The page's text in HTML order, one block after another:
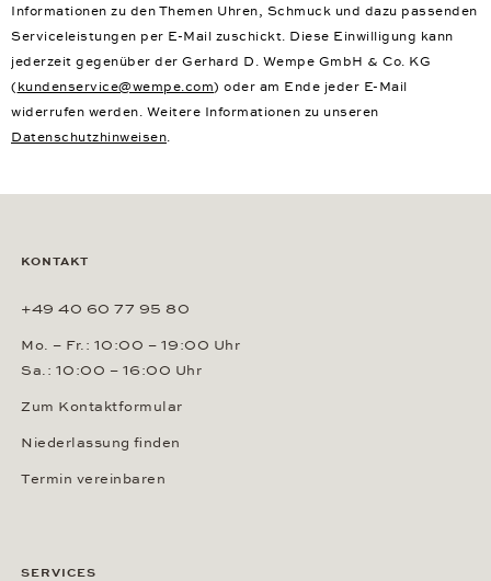
Informationen zu den Themen Uhren, Schmuck und dazu passenden
Serviceleistungen per E-Mail zuschickt. Diese Einwilligung kann
jederzeit gegenüber der Gerhard D. Wempe GmbH & Co. KG
( kundenservice@wempe.com) oder am Ende jeder E-Mail
widerrufen werden. Weitere Informationen zu unseren
Datenschutzhinweisen.
KONTAKT
+49 40 60 77 95 80
Mo. – Fr.: 10:00 – 19:00 Uhr
Sa.: 10:00 – 16:00 Uhr
Zum Kontaktformular
Niederlassung finden
Termin vereinbaren
SERVICES